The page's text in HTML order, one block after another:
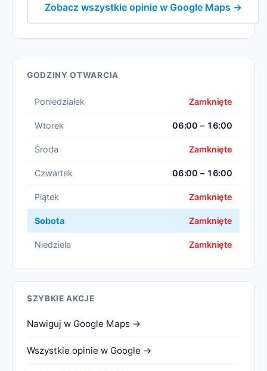
GODZINY OTWARCIA
Poniedziałek Zamknięte
Wtorek 06:00 – 16:00
Środa Zamknięte
Czwartek 06:00 – 16:00
Piątek Zamknięte
Sobota Zamknięte
Niedziela Zamknięte
SZYBKIE AKCJE
Nawiguj w Google Maps →
Wszystkie opinie w Google →
Zobacz wszystkie opinie w Google Maps →